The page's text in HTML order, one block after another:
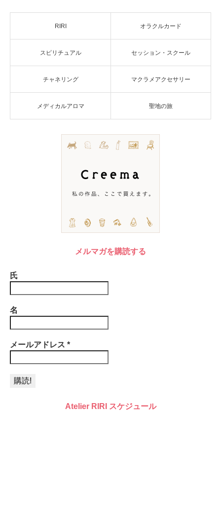
RIRI オラクルカード
スピリチュアル セッション・スクール
チャネリング マクラメアクセサリー
メディカルアロマ 聖地の旅
メルマガを購読する
氏
名
メールアドレス *
Atelier RIRI スケジュール